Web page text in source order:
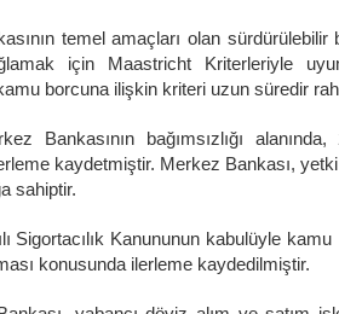
temel amaçları olan
için Maastricht Kriterleriyle
borcuna ilişkin kriteri uzun süredir
Bankasının bağımsızlığı
kaydetmiştir. Merkez Bankası,
sahiptir.
Sigortacılık Kanununun kabulüyle
konusunda ilerleme kaydedilmiştir.